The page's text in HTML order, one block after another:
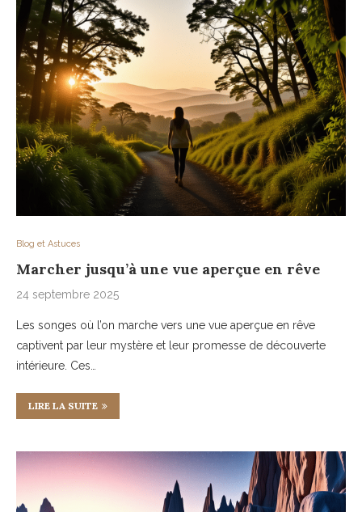
Blog et Astuces
Marcher jusqu’à une vue aperçue en rêve
24 septembre 2025
Les songes où l’on marche vers une vue aperçue en rêve
captivent par leur mystère et leur promesse de découverte
intérieure. Ces…
LIRE LA SUITE